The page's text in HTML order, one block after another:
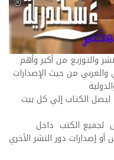
والتوزيع من أكبر وأهم
من حيث الإصدارات
ليصل الكتاب إلي كل بيت
الكتب داخل
دور النشر الأخري